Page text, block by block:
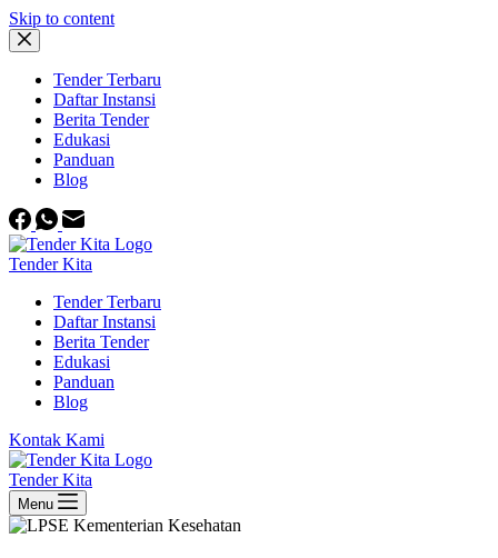
Skip to content
Tender Terbaru
Daftar Instansi
Berita Tender
Edukasi
Panduan
Blog
Tender Kita
Tender Terbaru
Daftar Instansi
Berita Tender
Edukasi
Panduan
Blog
Kontak Kami
Tender Kita
Menu